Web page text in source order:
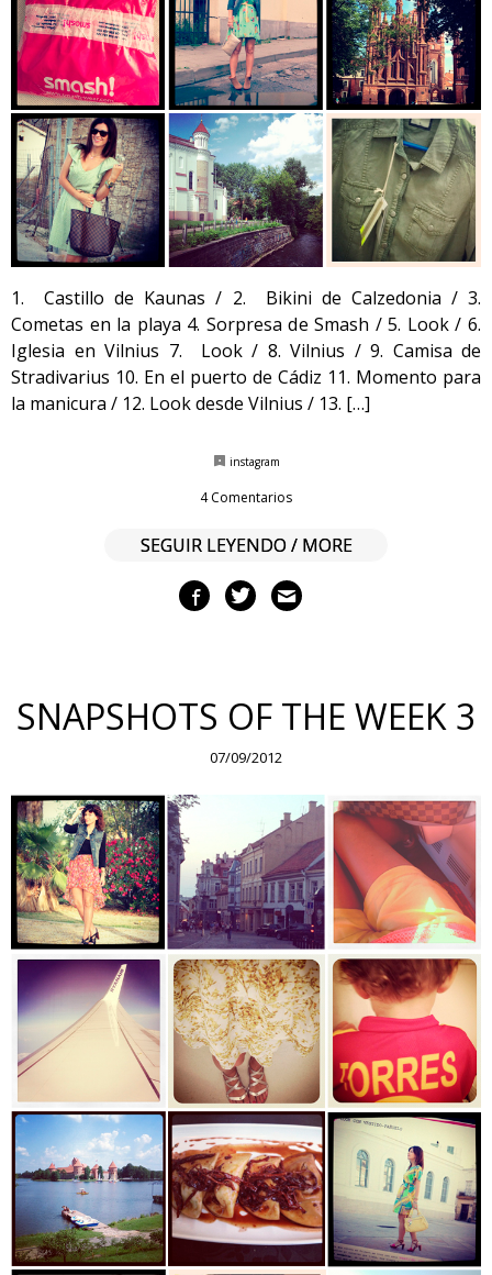
1. Castillo de Kaunas / 2. Bikini de Calzedonia / 3.
Cometas en la playa 4. Sorpresa de Smash / 5. Look / 6.
Iglesia en Vilnius 7. Look / 8. Vilnius / 9. Camisa de
Stradivarius 10. En el puerto de Cádiz 11. Momento para
la manicura / 12. Look desde Vilnius / 13. […]
instagram
4 Comentarios
SEGUIR LEYENDO / MORE
SNAPSHOTS OF THE WEEK 3
07/09/2012